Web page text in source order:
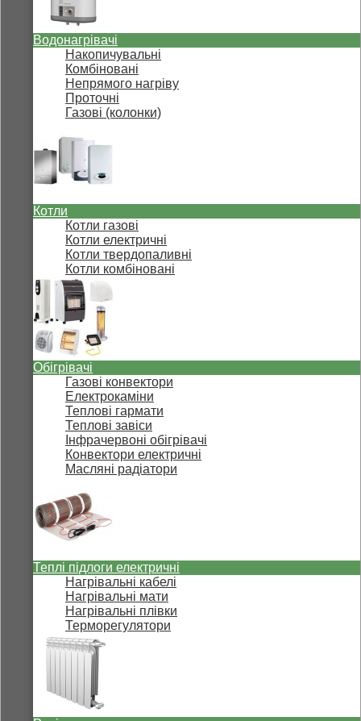
Водонагрівачі
Накопичувальні
Комбіновані
Непрямого нагріву
Проточні
Газові (колонки)
Котли
Котли газові
Котли електричні
Котли твердопаливні
Котли комбіновані
Обігрівачі
Газові конвектори
Електрокаміни
Теплові гармати
Теплові завіси
Інфрачервоні обігрівачі
Конвектори електричні
Масляні радіатори
Теплі підлоги електричні
Нагрівальні кабелі
Нагрівальні мати
Нагрівальні плівки
Терморегулятори